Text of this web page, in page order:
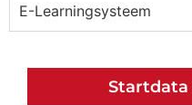
E-Learningsysteem
Startdata